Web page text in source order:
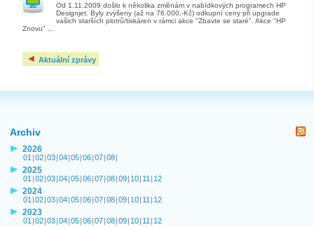
Od 1.11.2009 došlo k několika změnám v nabídkových programech HP
Designjet. Byly zvýšeny (až na 76.000,-Kč) odkupní ceny při upgrade
vašich starších plotrů/tiskáren v rámci akce "Zbavte se staré". Akce "HP
Znovu" ...
Aktuální zprávy
Archiv
2026
01 |02|03|04|05|06|07|08|
2025
01 |02|03|04|05|06|07|08|09| 10| 11 | 12
2024
01 |02|03|04|05|06|07|08|09| 10| 11 | 12
2023
01 |02|03|04|05|06|07|08|09| 10| 11 | 12